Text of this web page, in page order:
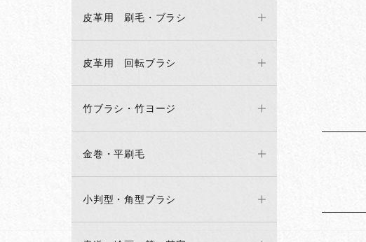
皮革用 刷毛・ブラシ
皮革用 回転ブラシ
竹ブラシ・竹ヨージ
金巻・平刷毛
小判型・角型ブラシ